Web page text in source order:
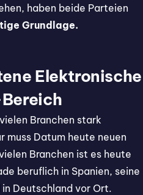
haben beide Parteien
Grundlage.
Elektronische
Branchen stark
muss Datum heute neuen
Branchen ist es heute
beruflich in Spanien, seine
Deutschland vor Ort.